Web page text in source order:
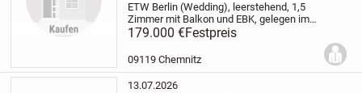
ETW Berlin (Wedding), leerstehend, 1,5
Zimmer mit Balkon und EBK, gelegen im
2. OG, steht zum Verkauf.
179.000 €Festpreis
09119 Chemnitz
13.07.2026